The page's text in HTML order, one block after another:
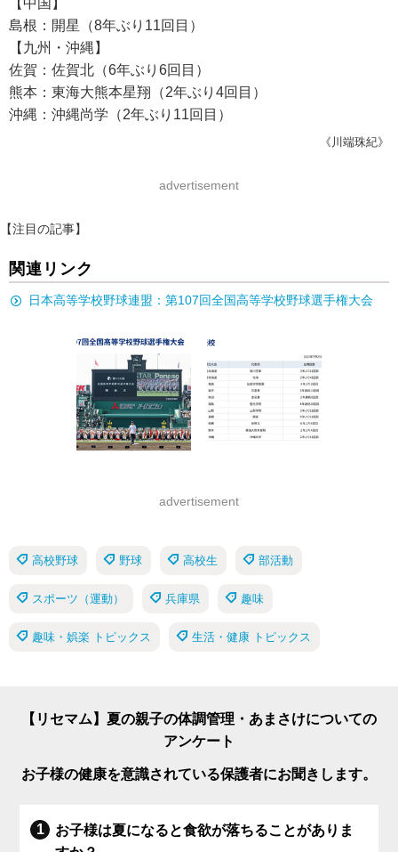
【中国】
島根：開星（8年ぶり11回目）
【九州・沖縄】
佐賀：佐賀北（6年ぶり6回目）
熊本：東海大熊本星翔（2年ぶり4回目）
沖縄：沖縄尚学（2年ぶり11回目）
《川端珠紀》
advertisement
【注目の記事】
関連リンク
日本高等学校野球連盟：第107回全国高等学校野球選手権大会
advertisement
高校野球 野球 高校生 部活動
スポーツ（運動） 兵庫県 趣味
趣味・娯楽 トピックス 生活・健康 トピックス
【リセマム】夏の親子の体調管理・あまさけについての
アンケート
お子様の健康を意識されている保護者にお聞きします。
お子様は夏になると食欲が落ちることがありま